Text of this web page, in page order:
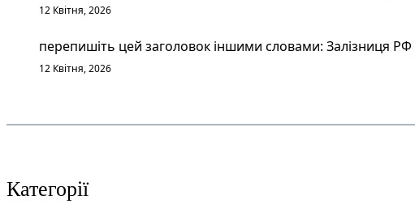
12 Квітня, 2026
перепишіть цей заголовок іншими словами: Залізниця
12 Квітня, 2026
Категорії